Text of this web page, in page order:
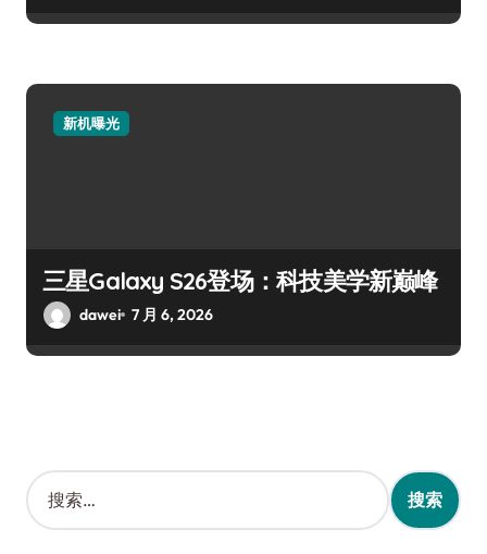
新机曝光
三星Galaxy S26登场：科技美学新巅峰
dawei 7 月 6, 2026
搜
索
：